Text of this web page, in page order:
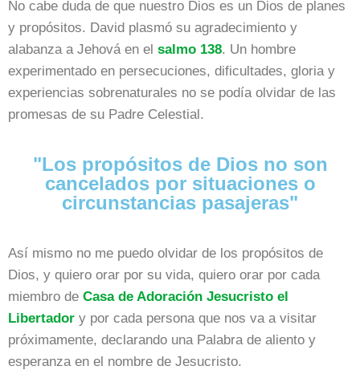
No cabe duda de que nuestro Dios es un Dios de planes
y propósitos. David plasmó su agradecimiento y
alabanza a Jehová en el salmo 138. Un hombre
experimentado en persecuciones, dificultades, gloria y
experiencias sobrenaturales no se podía olvidar de las
promesas de su Padre Celestial.
"Los propósitos de Dios no son
cancelados por situaciones o
circunstancias pasajeras"
Así mismo no me puedo olvidar de los propósitos de
Dios, y quiero orar por su vida, quiero orar por cada
miembro de Casa de Adoración Jesucristo el
Libertador y por cada persona que nos va a visitar
próximamente, declarando una Palabra de aliento y
esperanza en el nombre de Jesucristo.